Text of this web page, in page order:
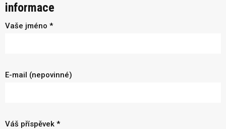
informace
Vaše jméno *
E-mail (nepovinné)
Váš příspěvek *